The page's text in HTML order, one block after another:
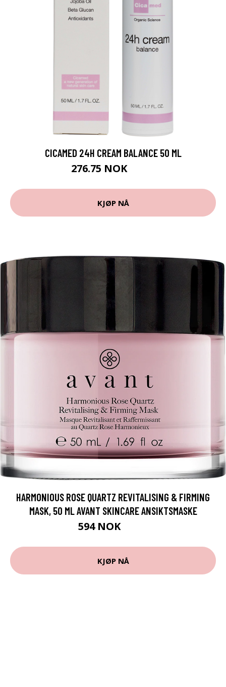
CICAMED 24H CREAM BALANCE 50 ML
276.75 NOK
KJØP NÅ
HARMONIOUS ROSE QUARTZ REVITALISING & FIRMING
MASK, 50 ML AVANT SKINCARE ANSIKTSMASKE
594 NOK
KJØP NÅ